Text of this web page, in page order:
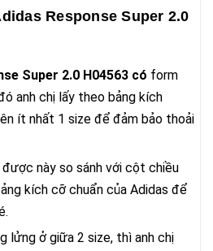
Response Super 2.0
Super 2.0 H04563 có form
anh chị lấy theo bảng kích
ít nhất 1 size để đảm bảo thoải
này so sánh với cột chiều
kích cỡ chuẩn của Adidas để
lửng ở giữa 2 size, thì anh chị